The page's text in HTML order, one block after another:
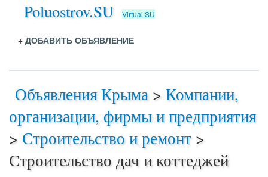
Poluostrov.SU Virtual.SU
+ ДОБАВИТЬ ОБЪЯВЛЕНИЕ
Объявления Крыма > Компании,
организации, фирмы и предприятия
> Строительство и ремонт >
Строительство дач и коттеджей